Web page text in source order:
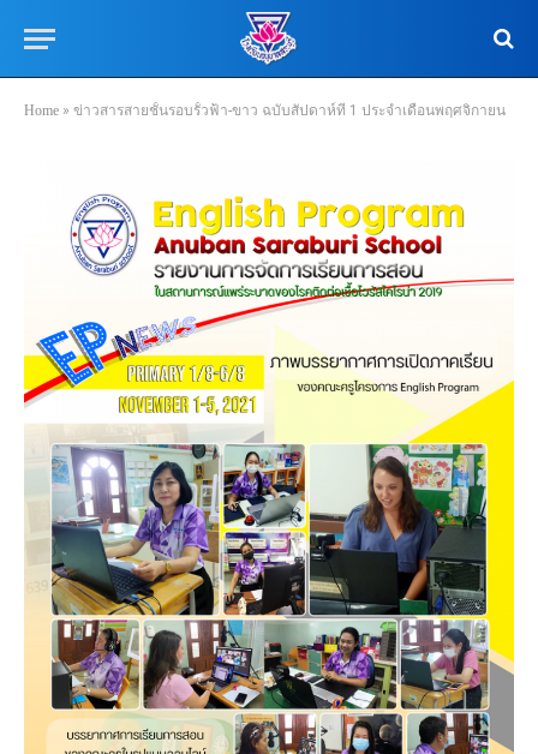
Home » ข่าวสารสายชั้นรอบรั้วฟ้า-ขาว ฉบับสัปดาห์ที่ 1 ประจำเดือนพฤศจิกายน